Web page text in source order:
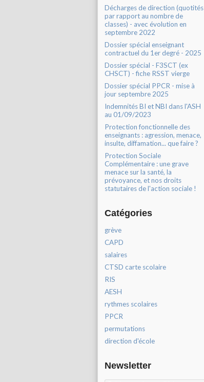
Décharges de direction (quotités
par rapport au nombre de
classes) - avec évolution en
septembre 2022
Dossier spécial enseignant
contractuel du 1er degré - 2025
Dossier spécial - F3SCT (ex
CHSCT) - fiche RSST vierge
Dossier spécial PPCR - mise à
jour septembre 2025
Indemnités BI et NBI dans l'ASH
au 01/09/2023
Protection fonctionnelle des
enseignants : agression, menace,
insulte, diffamation... que faire ?
Protection Sociale
Complémentaire : une grave
menace sur la santé, la
prévoyance, et nos droits
statutaires de l'action sociale !
Catégories
grève
CAPD
salaires
CTSD carte scolaire
RIS
AESH
rythmes scolaires
PPCR
permutations
direction d'école
Newsletter